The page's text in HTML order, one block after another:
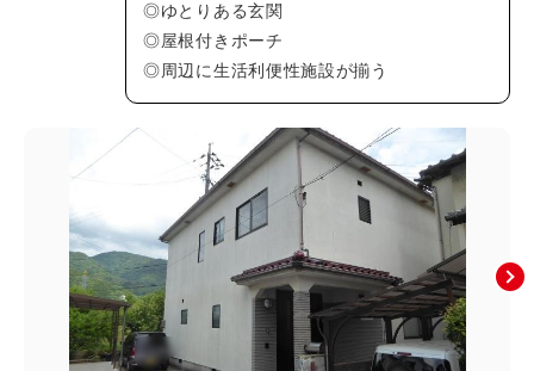
大塚東(0)
大町西(0)
大町東(0)
上安町(0) 川内(4)
祇園町(0)
た行
な行
は行
ま行
◎ゆとりある玄関
◎屋根付きポーチ
◎周辺に生活利便性施設が揃う